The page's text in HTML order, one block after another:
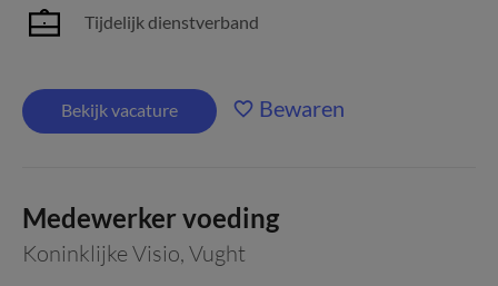
Tijdelijk dienstverband
Bekijk vacature Bewaren
Medewerker voeding
Koninklijke Visio, Vught